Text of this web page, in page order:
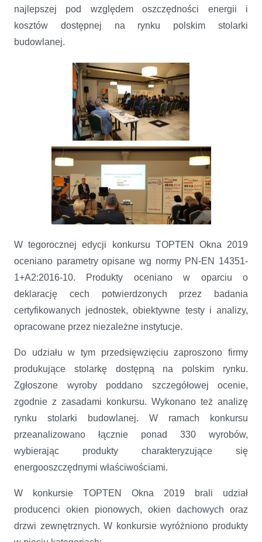
najlepszej pod względem oszczędności energii i
kosztów dostępnej na rynku polskim stolarki
budowlanej.
W tegorocznej edycji konkursu TOPTEN Okna 2019
oceniano parametry opisane wg normy PN-EN 14351-
1+A2:2016-10. Produkty oceniano w oparciu o
deklarację cech potwierdzonych przez badania
certyfikowanych jednostek, obiektywne testy i analizy,
opracowane przez niezależne instytucje.
Do udziału w tym przedsięwzięciu zaproszono firmy
produkujące stolarkę dostępną na polskim rynku.
Zgłoszone wyroby poddano szczegółowej ocenie,
zgodnie z zasadami konkursu. Wykonano też analizę
rynku stolarki budowlanej. W ramach konkursu
przeanalizowano łącznie ponad 330 wyrobów,
wybierając produkty charakteryzujące się
energooszczędnymi właściwościami.
W konkursie TOPTEN Okna 2019 brali udział
producenci okien pionowych, okien dachowych oraz
drzwi zewnętrznych. W konkursie wyróżniono produkty